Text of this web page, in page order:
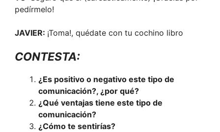
pedírmelo!
JAVIER: ¡Toma!, quédate con tu cochino libro
CONTESTA:
¿Es positivo o negativo este tipo de
comunicación?, ¿por qué?
¿Qué ventajas tiene este tipo de
comunicación?
¿Cómo te sentirías?